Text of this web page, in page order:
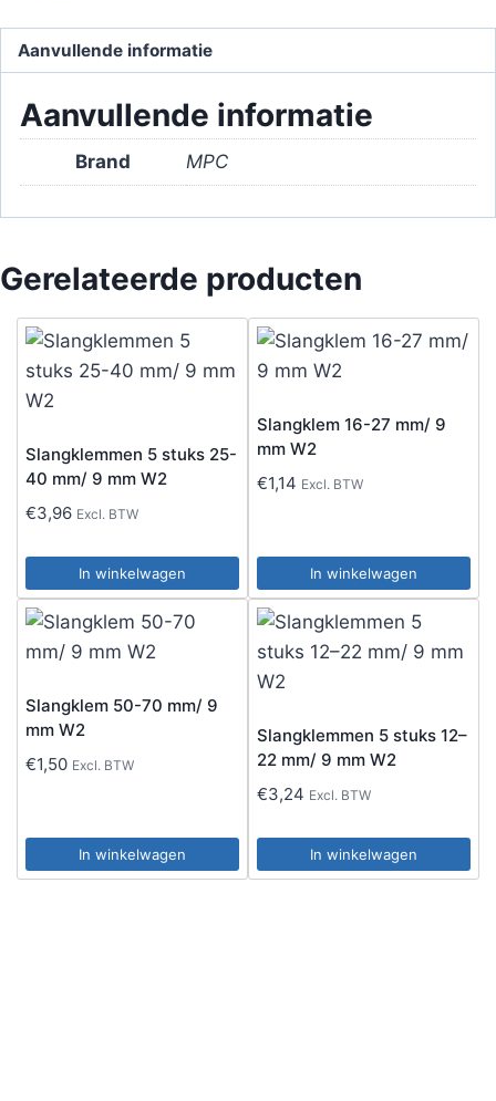
Aanvullende informatie
Aanvullende informatie
Brand MPC
Gerelateerde producten
Slangklemmen 5 stuks 25-
40 mm/ 9 mm W2
€3,96 Excl. BTW
In winkelwagen
Slangklem 16-27 mm/ 9
mm W2
€1,14 Excl. BTW
In winkelwagen
Slangklem 50-70 mm/ 9
mm W2
€1,50 Excl. BTW
In winkelwagen
Slangklemmen 5 stuks 12–
22 mm/ 9 mm W2
€3,24 Excl. BTW
In winkelwagen